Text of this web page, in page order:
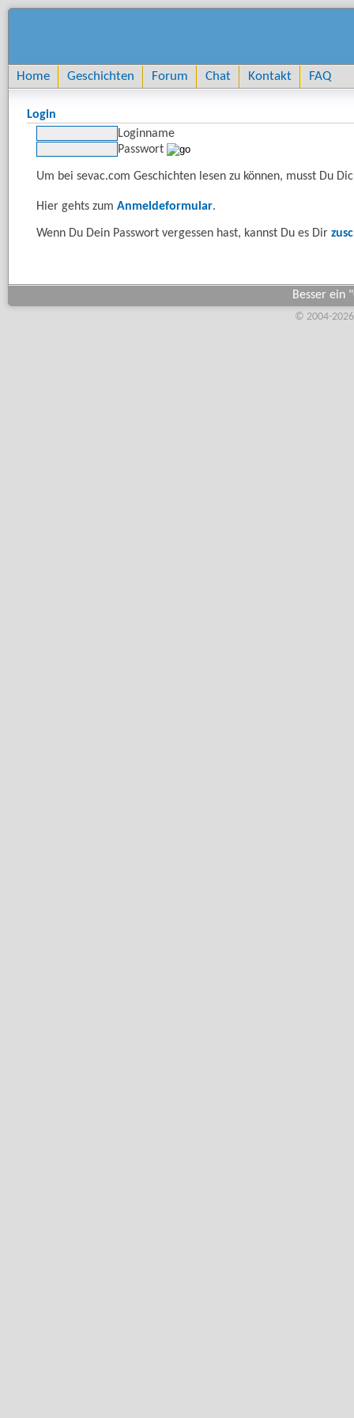
Home Geschichten Forum Chat Kontakt FAQ
Login
Loginname
Passwort
Um bei sevac.com Geschichten lesen zu können, musst Du
Hier gehts zum Anmeldeformular.
Wenn Du Dein Passwort vergessen hast, kannst Du es Dir
Besser ein
© 2004-